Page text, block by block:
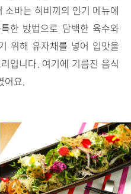
바는 히비끼의 인기 메뉴에
한 방법으로 담백한 육수와
위해 유자채를 넣어 입맛을
입니다. 여기에 기름진 음식
어요.